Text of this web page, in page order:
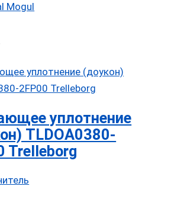
Mogul
уплотнение
TLDOA0380-
Trelleborg